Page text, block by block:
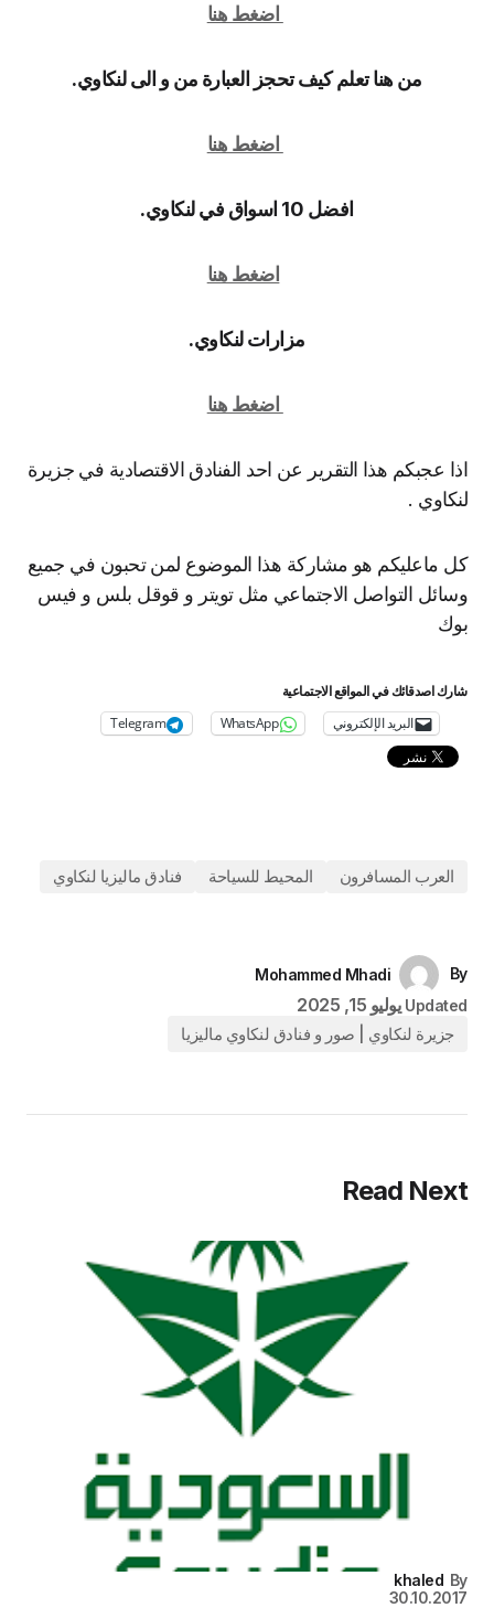
اضغط هنا
من هنا تعلم كيف تحجز العبارة من و الى لنكاوي.
اضغط هنا
افضل 10 اسواق في لنكاوي.
اضغط هنا
مزارات لنكاوي.
اضغط هنا
اذا عجبكم هذا التقرير عن احد الفنادق الاقتصادية في جزيرة
لنكاوي .
كل ماعليكم هو مشاركة هذا الموضوع لمن تحبون في جميع
وسائل التواصل الاجتماعي مثل تويتر و قوقل بلس و فيس
بوك
شارك اصدقائك في المواقع الاجتماعية
البريد الإلكتروني WhatsApp
Telegram
العرب المسافرون المحيط للسياحة فنادق ماليزيا لنكاوي
By
Mohammed Mhadi
Updated يوليو 15, 2025
جزيرة لنكاوي | صور و فنادق لنكاوي ماليزيا
Read Next
By
khaled
30.10.2017